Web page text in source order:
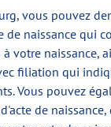
vous pouvez
de naissance qui
votre naissance,
filiation qui
Vous pouvez
de naissance,